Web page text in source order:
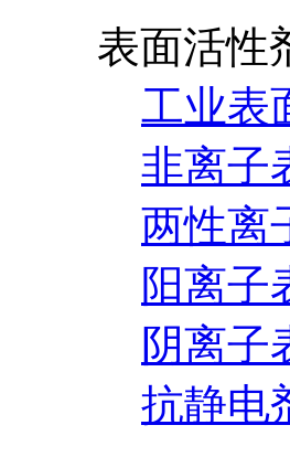
表面活性
工业表
非离子
两性离
阳离子
阴离子
抗静电